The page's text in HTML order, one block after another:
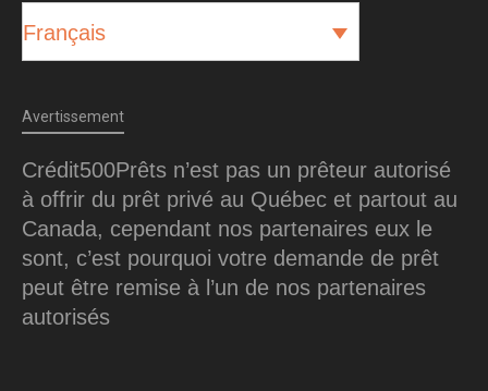
Français
Avertissement
Crédit500Prêts n’est pas un prêteur autorisé
à offrir du prêt privé au Québec et partout au
Canada, cependant nos partenaires eux le
sont, c’est pourquoi votre demande de prêt
peut être remise à l’un de nos partenaires
autorisés